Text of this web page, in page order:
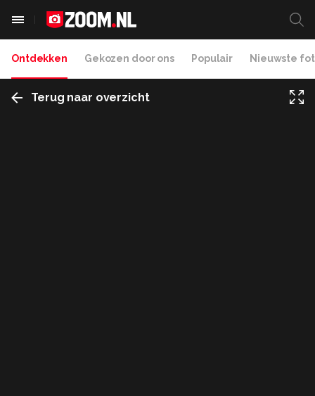
Ontdekken Gekozen door ons Populair Nieuwste
Terug naar overzicht